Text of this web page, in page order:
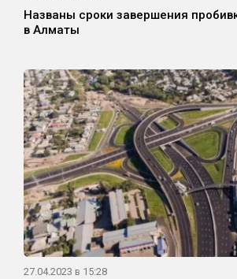
Названы сроки завершения
в Алматы
27.04.2023 в 15:28